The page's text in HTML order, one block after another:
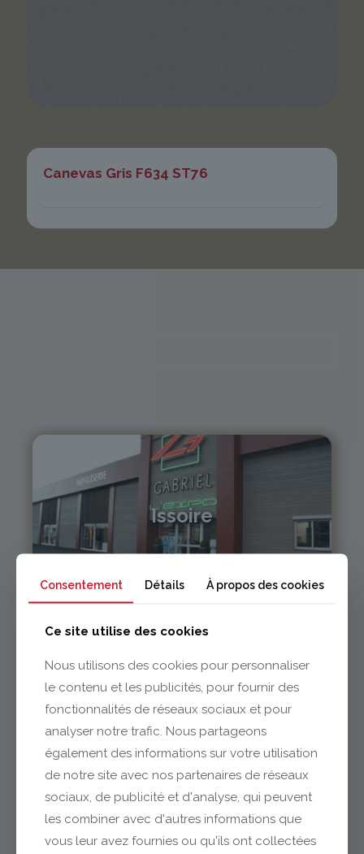
Canevas Gris F634 ST76
Issoire
contact@gabriel-sa.fr
Clermont-Ferrand
04 73 42 18 38
Consentement Détails À propos des cookies
Ce site utilise des cookies
Nous utilisons des cookies pour personnaliser
le contenu et les publicités, pour fournir des
fonctionnalités de réseaux sociaux et pour
analyser notre trafic. Nous partageons
également des informations sur votre utilisation
de notre site avec nos partenaires de réseaux
sociaux, de publicité et d'analyse, qui peuvent
les combiner avec d'autres informations que
vous leur avez fournies ou qu'ils ont collectées